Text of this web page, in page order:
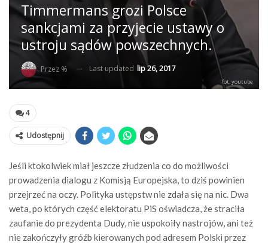
Timmermans grozi Polsce
sankcjami za przyjecie ustawy o
ustroju sądów powszechnych.
Przez % Last updated lip 26, 2017
fot. youtube
4
Udostępnij
Jeśli ktokolwiek miał jeszcze złudzenia co do możliwości
prowadzenia dialogu z Komisją Europejska, to dziś powinien
przejrzeć na oczy. Polityka ustępstw nie zdała się na nic. Dwa
weta, po których część elektoratu PiS oświadcza, że straciła
zaufanie do prezydenta Dudy, nie uspokoiły nastrojów, ani też
nie zakończyły gróźb kierowanych pod adresem Polski przez